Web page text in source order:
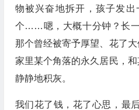
物被兴奋地拆开，孩子发
个……嗯，大概十分钟？长一
那个曾经被寄予厚望、花了大
家里某个角落的永久居民，和
静静地积灰。
我们花了钱，花了心思，最